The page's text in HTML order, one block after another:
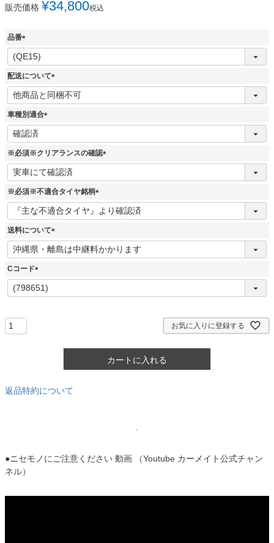
販売価格 ¥34,800税込
品番
(
必
須
配送について
(
必
車種別適合
(
須
※必須※クリアランスの確認
(
※必須※不適合タイヤ銘柄
(
必
送料について
(
必
Cコード
(
必
お気に入りに登録する
カートに入れる
返品特約について
●ニセモノにご注意ください 動画 （Youtube カーメイト公式チャン
ネル）